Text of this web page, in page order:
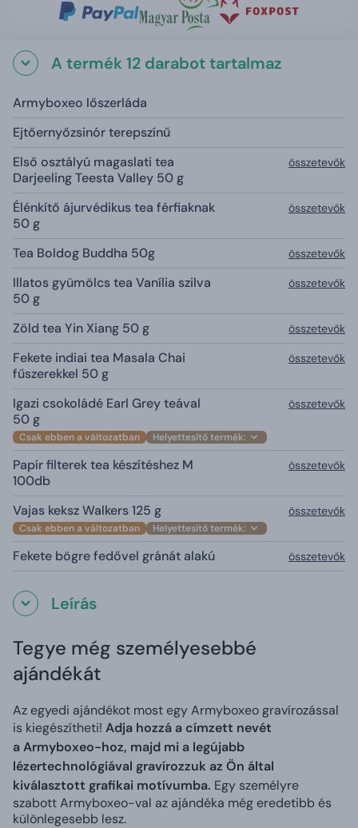
A termék 12 darabot tartalmaz
Armyboxeo lőszerláda
Ejtőernyőzsinór terepszínű
Első osztályú magaslati tea
Darjeeling Teesta Valley 50 g
összetevők
Élénkítő ájurvédikus tea férfiaknak
50 g
összetevők
Tea Boldog Buddha 50g összetevők
Illatos gyümölcs tea Vanília szilva
50 g
összetevők
Zöld tea Yin Xiang 50 g összetevők
Fekete indiai tea Masala Chai
fűszerekkel 50 g
összetevők
Igazi csokoládé Earl Grey teával
50 g
Csak ebben a változatban Helyettesítő termék:
összetevők
Papír filterek tea készítéshez M
100db
összetevők
Vajas keksz Walkers 125 g
Csak ebben a változatban Helyettesítő termék:
összetevők
Fekete bögre fedővel gránát alakú összetevők
Leírás
Tegye még személyesebbé
ajándékát
Az egyedi ajándékot most egy Armyboxeo gravírozással
is kiegészítheti! Adja hozzá a címzett nevét
a Armyboxeo-hoz, majd mi a legújabb
lézertechnológiával gravírozzuk az Ön által
kiválasztott grafikai motívumba. Egy személyre
szabott Armyboxeo-val az ajándéka még eredetibb és
különlegesebb lesz.